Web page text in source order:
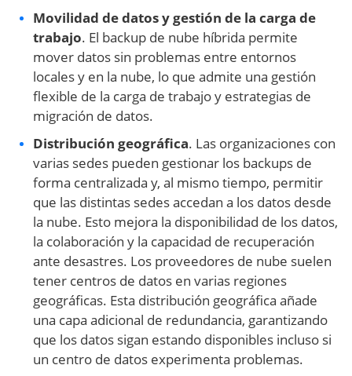
Movilidad de datos y gestión de la carga de
trabajo. El backup de nube híbrida permite
mover datos sin problemas entre entornos
locales y en la nube, lo que admite una gestión
flexible de la carga de trabajo y estrategias de
migración de datos.
Distribución geográfica. Las organizaciones con
varias sedes pueden gestionar los backups de
forma centralizada y, al mismo tiempo, permitir
que las distintas sedes accedan a los datos desde
la nube. Esto mejora la disponibilidad de los datos,
la colaboración y la capacidad de recuperación
ante desastres. Los proveedores de nube suelen
tener centros de datos en varias regiones
geográficas. Esta distribución geográfica añade
una capa adicional de redundancia, garantizando
que los datos sigan estando disponibles incluso si
un centro de datos experimenta problemas.